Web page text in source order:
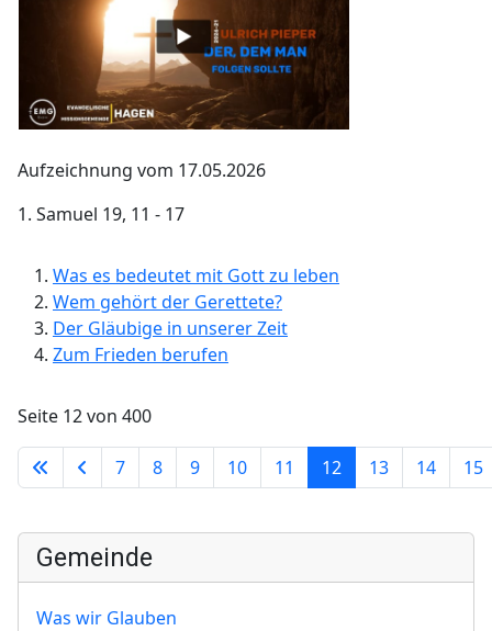
Aufzeichnung vom 17.05.2026
1. Samuel 19, 11 - 17
Was es bedeutet mit Gott zu leben
Wem gehört der Gerettete?
Der Gläubige in unserer Zeit
Zum Frieden berufen
Seite 12 von 400
7 8 9 10 11 12 13 14 15
Gemeinde
Was wir Glauben